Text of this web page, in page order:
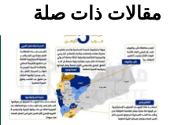
مقالات ذات صلة